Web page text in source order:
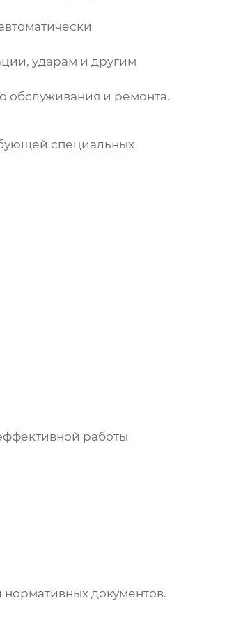
ударам и другим
обслуживания и ремонта.
специальных
работы
нормативных документов.